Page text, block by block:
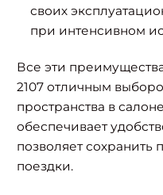
своих
при интенсивном
Все эти
2107 отличным
пространства в
обеспечивает
позволяет сохранить
поездки.